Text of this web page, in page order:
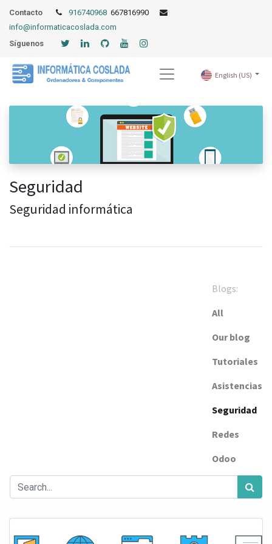
Contacto 916740968 667816990
info@informaticacoslada.com
Síguenos
English (US)
Seguridad
Seguridad informática
Blogs:
All
Our blog
Tutoriales
Asistencias
Seguridad
Redes
Odoo